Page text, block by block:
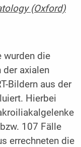
(Oxford)
wurden die
axialen
Bildern aus der
Hierbei
107 Fälle
errechneten die